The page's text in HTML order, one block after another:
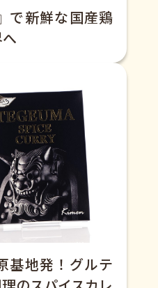
で新鮮な国産鶏
基地発！グルテ